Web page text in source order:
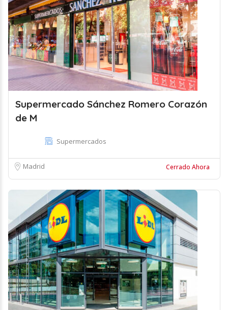
Supermercado Sánchez Romero Corazón
de M
Supermercados
Madrid Cerrado Ahora